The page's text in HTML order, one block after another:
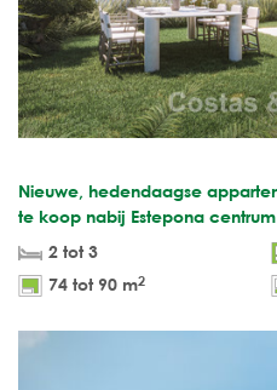
Nieuwe, hedendaagse
te koop nabij Estepona centrum
2 tot 3
74 tot 90 m2